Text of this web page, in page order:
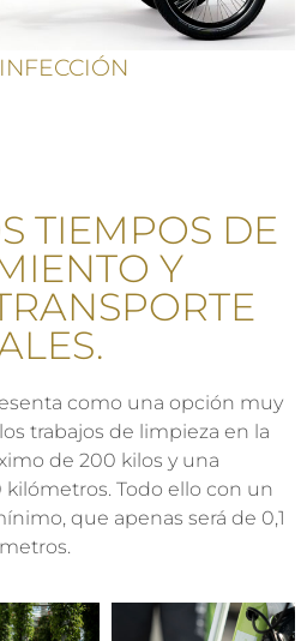
TIEMPOS DE
Y
como una opción muy
trabajos de limpieza en la
de 200 kilos y una
Todo ello con un
que apenas será de 0,1